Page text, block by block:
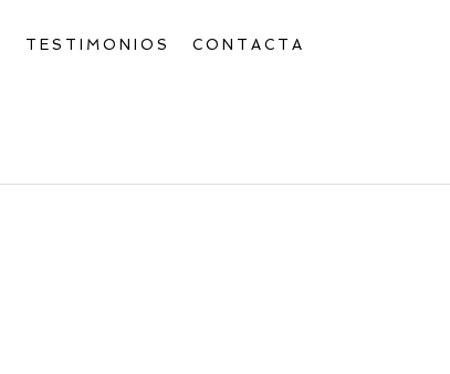
TESTIMONIOS CONTACTA